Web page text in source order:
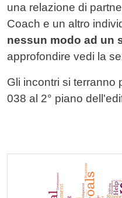
una relazione di
Coach e un altro
nessun modo ad un
approfondire vedi la
Gli incontri si terranno
038 al 2° piano